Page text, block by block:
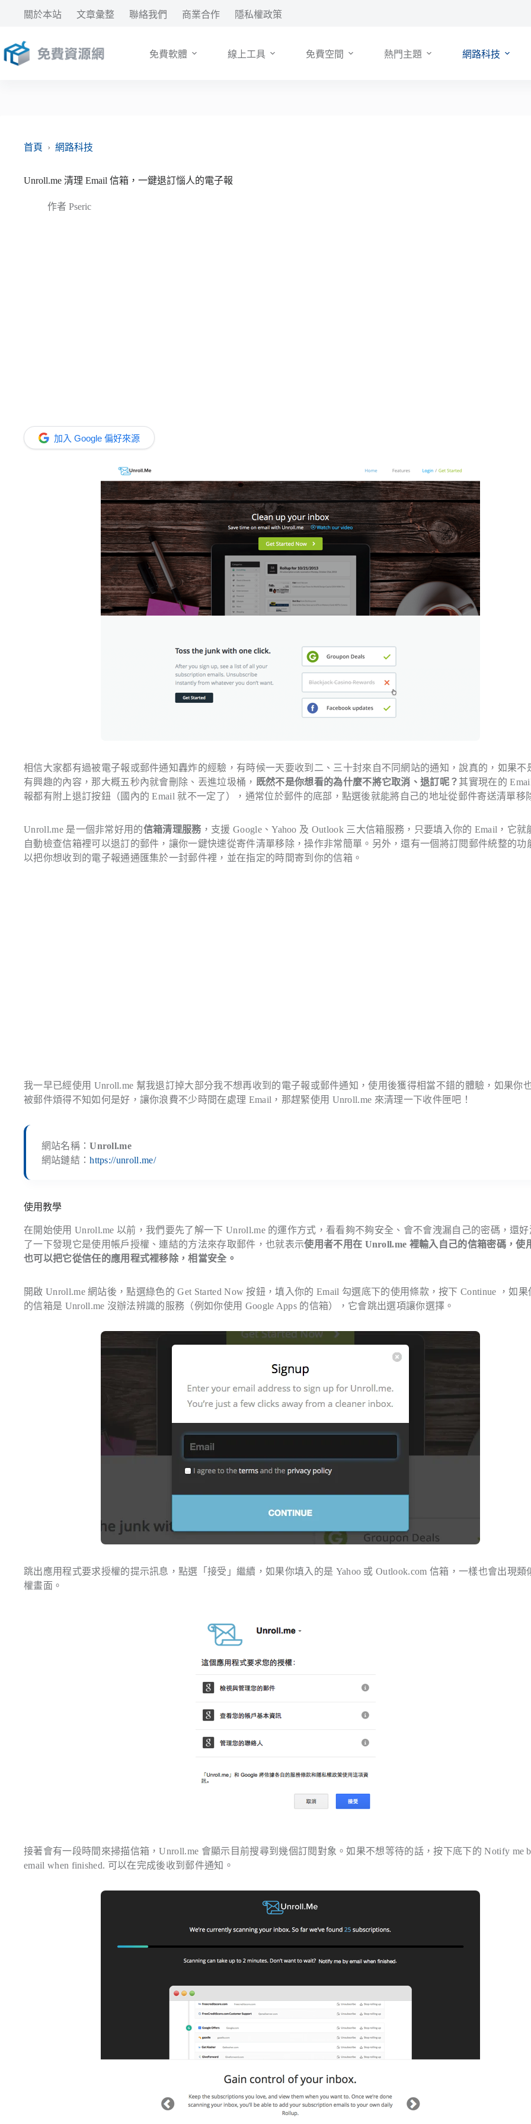
要
內
關於本站 文章彙整 聯絡我們 商業合作 隱私權政策
免費軟體 線上工具 免費空間 熱門主題 網路科技
首頁 › 網路科技
Unroll.me 清理 Email 信箱，一鍵退訂惱人的電子報
作者 Pseric
加入 Google 偏好來源
相信大家都有過被電子報或郵件通知轟炸的經驗，有時候一天要收到二、三十封來自不同網站的通知，說真的，如果不
有興趣的內容，那大概五秒內就會刪除、丟進垃圾桶， 既然不是你想看的為什麼不將它取消、退訂呢？ 其實現在的
報都有附上退訂按鈕（國內的 Email 就不一定了），通常位於郵件的底部，點選後就能將自己的地址從郵件寄送清單移
Unroll.me 是一個非常好用的信箱清理服務 ，支援 Google、Yahoo 及 Outlook 三大信箱服務，只要填入你的 Email，它就
自動檢查信箱裡可以退訂的郵件，讓你一鍵快速從寄件清單移除，操作非常簡單。另外，還有一個將訂閱郵件統整的功
以把你想收到的電子報通通匯集於一封郵件裡，並在指定的時間寄到你的信箱。
我一早已經使用 Unroll.me 幫我退訂掉大部分我不想再收到的電子報或郵件通知，使用後獲得相當不錯的體驗，如果你
被郵件煩得不知如何是好，讓你浪費不少時間在處理 Email，那趕緊使用 Unroll.me 來清理一下收件匣吧！
網站名稱：Unroll.me
網站鏈結：https://unroll.me/
使用教學
在開始使用 Unroll.me 以前，我們要先了解一下 Unroll.me 的運作方式，看看夠不夠安全、會不會洩漏自己的密碼，還
了一下發現它是使用帳戶授權、連結的方法來存取郵件，也就表示使用者不用在 Unroll.me 裡輸入自己的信箱密碼，使
也可以把它從信任的應用程式裡移除，相當安全。
開啟 Unroll.me 網站後，點選綠色的 Get Started Now 按鈕，填入你的 Email 勾選底下的使用條款，按下 Continue ，如果
的信箱是 Unroll.me 沒辦法辨識的服務（例如你使用 Google Apps 的信箱），它會跳出選項讓你選擇。
跳出應用程式要求授權的提示訊息，點選「接受」繼續，如果你填入的是 Yahoo 或 Outlook.com 信箱，一樣也會出現類
權畫面。
接著會有一段時間來掃描信箱，Unroll.me 會顯示目前搜尋到幾個訂閱對象。如果不想等待的話，按下底下的 Notify me
email when finished. 可以在完成後收到郵件通知。